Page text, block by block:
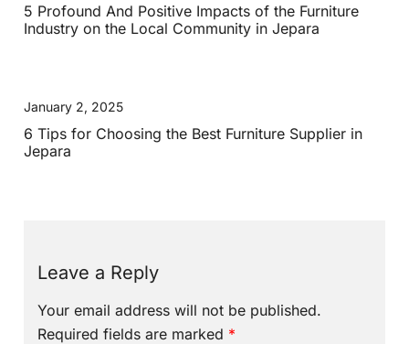
5 Profound And Positive Impacts of the Furniture
Industry on the Local Community in Jepara
January 2, 2025
6 Tips for Choosing the Best Furniture Supplier in
Jepara
Leave a Reply
Your email address will not be published.
Required fields are marked *